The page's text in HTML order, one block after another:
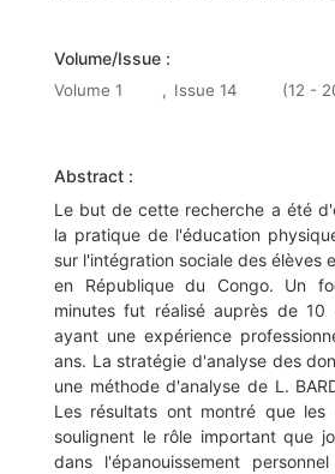
Volume/Issue :
Volume 1 , Issue 14 (12 -
Abstract :
Le but de cette recherche a été
la pratique de l'éducation
sur l'intégration sociale des élèves
en République du Congo. Un
minutes fut réalisé auprès de 10
ayant une expérience
ans. La stratégie d'analyse des
une méthode d'analyse de L.
Les résultats ont montré que les
soulignent le rôle important que
dans l'épanouissement